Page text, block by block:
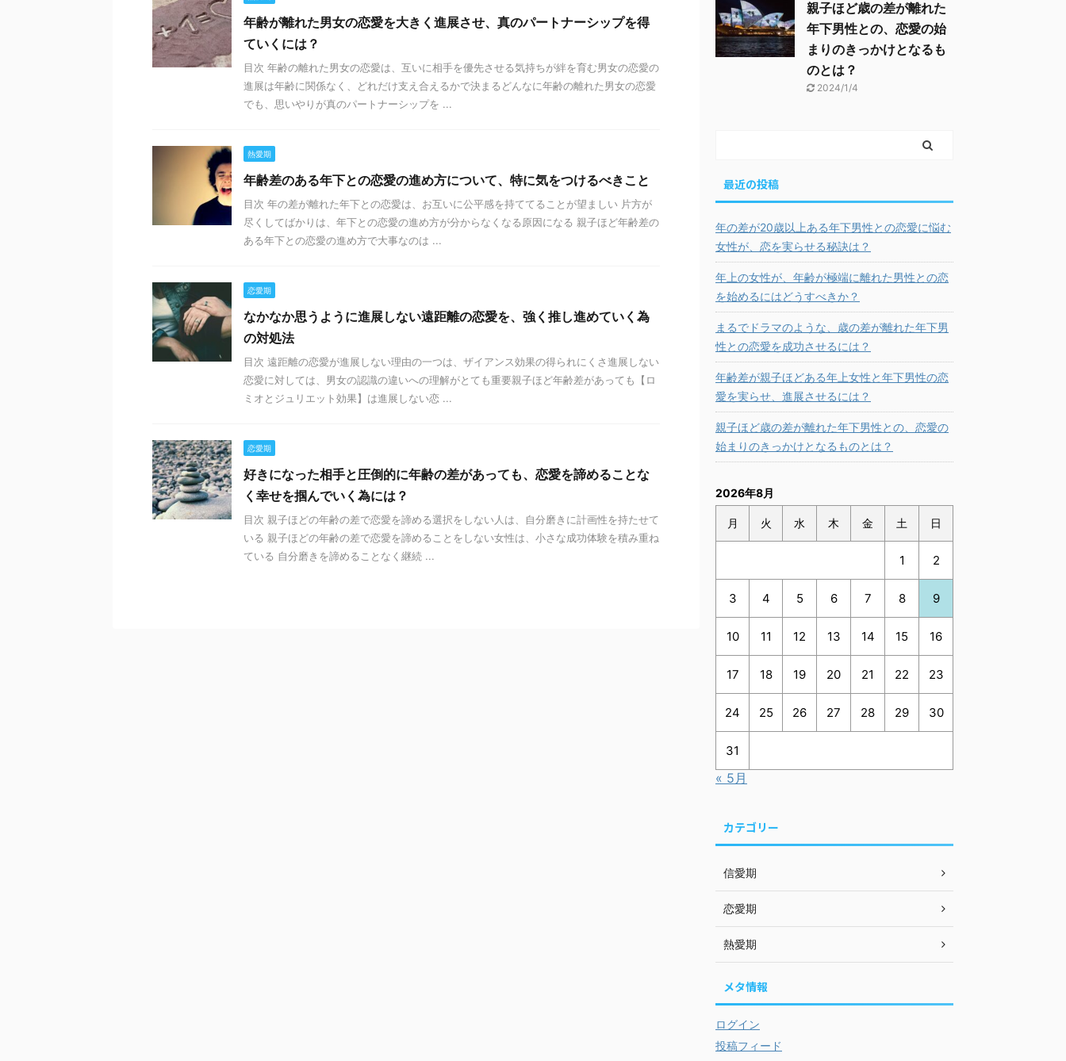
年齢が離れた男女の恋愛を大きく進展させ、真のパートナーシップを得
ていくには？
目次 年齢の離れた男女の恋愛は、互いに相手を優先させる気持ちが絆を育む男女の恋愛の
進展は年齢に関係なく、どれだけ支え合えるかで決まるどんなに年齢の離れた男女の恋愛
でも、思いやりが真のパートナーシップを ...
熱愛期
年齢差のある年下との恋愛の進め方について、特に気をつけるべきこと
目次 年の差が離れた年下との恋愛は、お互いに公平感を持ててることが望ましい 片方が
尽くしてばかりは、年下との恋愛の進め方が分からなくなる原因になる 親子ほど年齢差の
ある年下との恋愛の進め方で大事なのは ...
恋愛期
なかなか思うように進展しない遠距離の恋愛を、強く推し進めていく為
の対処法
目次 遠距離の恋愛が進展しない理由の一つは、ザイアンス効果の得られにくさ進展しない
恋愛に対しては、男女の認識の違いへの理解がとても重要親子ほど年齢差があっても【ロ
ミオとジュリエット効果】は進展しない恋 ...
恋愛期
好きになった相手と圧倒的に年齢の差があっても、恋愛を諦めることな
く幸せを掴んでいく為には？
目次 親子ほどの年齢の差で恋愛を諦める選択をしない人は、自分磨きに計画性を持たせて
いる 親子ほどの年齢の差で恋愛を諦めることをしない女性は、小さな成功体験を積み重ね
ている 自分磨きを諦めることなく継続 ...
親子ほど歳の差が離れた
年下男性との、恋愛の始
まりのきっかけとなるも
のとは？
2024/1/4
最近の投稿
年の差が20歳以上ある年下男性との恋愛に悩む
女性が、恋を実らせる秘訣は？
年上の女性が、年齢が極端に離れた男性との恋
を始めるにはどうすべきか？
まるでドラマのような、歳の差が離れた年下男
性との恋愛を成功させるには？
年齢差が親子ほどある年上女性と年下男性の恋
愛を実らせ、進展させるには？
親子ほど歳の差が離れた年下男性との、恋愛の
始まりのきっかけとなるものとは？
2026年8月
月 火 水 木 金 土 日
1 2
3 4 5 6 7 8 9
10 11 12 13 14 15 16
17 18 19 20 21 22 23
24 25 26 27 28 29 30
31
« 5月
カテゴリー
信愛期
恋愛期
熱愛期
メタ情報
ログイン
投稿フィード